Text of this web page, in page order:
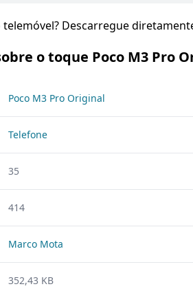
Descarregue
o toque Poco M3 Pro
Poco M3 Pro Original
Telefone
35
414
Marco Mota
352,43 KB